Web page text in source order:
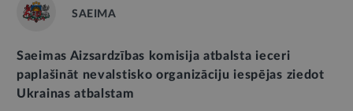
SAEIMA
Saeimas Aizsardzības komisija atbalsta ieceri
paplašināt nevalstisko organizāciju iespējas ziedot
Ukrainas atbalstam